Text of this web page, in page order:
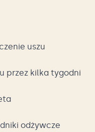
uszu
przez kilka tygodni
odżywcze